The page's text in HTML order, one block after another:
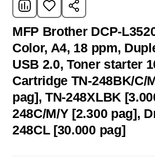
MFP Brother DCP-
Color, A4, 18 ppm,
USB 2.0, Toner starter
Cartridge TN-248BK/C/
pag], TN-248XLBK
248C/M/Y [2.300 pag],
248CL [30.000 pag]